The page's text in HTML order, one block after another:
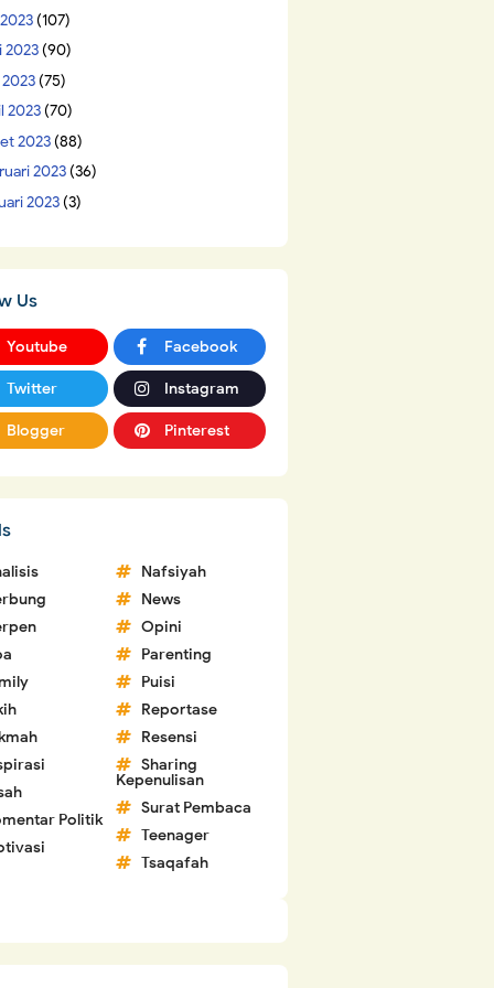
(107)
2023(90)
(75)
2023(70)
2023(88)
2023(36)
2023(3)
Us
Youtube Facebook
Twitter Instagram
Blogger Pinterest
Politik
Nafsiyah
News
Opini
Parenting
Puisi
Reportase
Resensi
Sharing
Kepenulisan
Surat Pembaca
Teenager
Tsaqafah